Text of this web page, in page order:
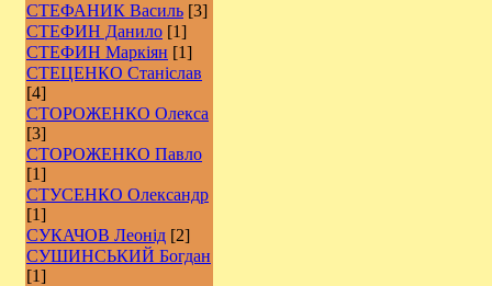
СТЕФАНИК Василь [3]
СТЕФИН Данило [1]
СТЕФИН Маркіян [1]
СТЕЦЕНКО Станіслав
[4]
СТОРОЖЕНКО Олекса
[3]
СТОРОЖЕНКО Павло
[1]
СТУСЕНКО Олександр
[1]
СУКАЧОВ Леонід [2]
СУШИНСЬКИЙ Богдан
[1]